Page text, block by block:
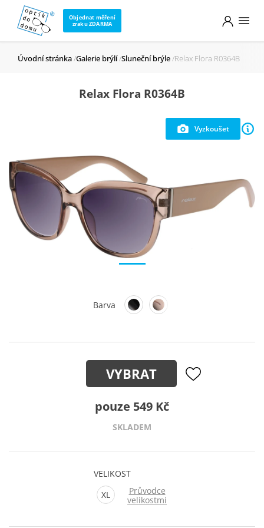
Objednat měření
zraku ZDARMA
Úvodní stránka Galerie brýlí Sluneční brýle Relax Flora R0364B
Relax Flora R0364B
Vyzkoušet
Barva
VYBRAT
pouze 549 Kč
SKLADEM
VELIKOST
XL
Průvodce
velikostmi